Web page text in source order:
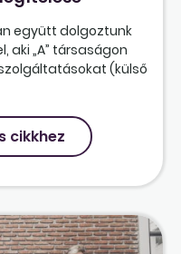
együtt dolgoztunk
„A” társaságon
(külső
cikkhez